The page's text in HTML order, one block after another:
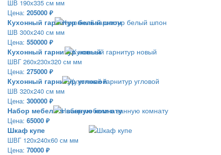
ШВ 190х335 см мм
Цена: 205000 ₽
Кухонный гарнитур белый шпон
ШВ 300х240 см мм
Цена: 550000 ₽
Кухонный гарнитур новый
ШВГ 260х230х320 см мм
Цена: 275000 ₽
Кухонный гарнитур угловой
ШВ 320х240 см мм
Цена: 300000 ₽
Набор мебели в ванную комнату
Цена: 65000 ₽
Шкаф купе
ШВГ 120х240х60 см мм
Цена: 70000 ₽